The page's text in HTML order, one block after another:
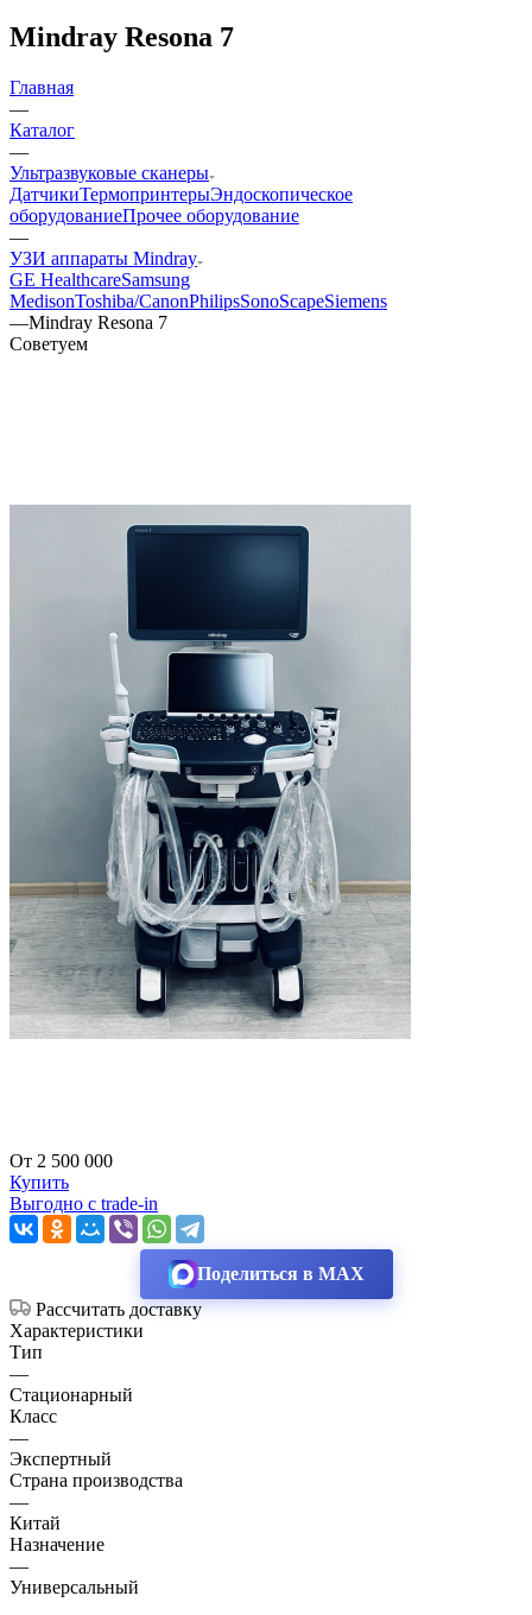
Mindray Resona 7
Главная
—
Каталог
—
Ультразвуковые сканеры
ДатчикиТермопринтерыЭндоскопическое
оборудованиеПрочее оборудование
—
УЗИ аппараты Mindray
GE HealthcareSamsung
MedisonToshiba/CanonPhilipsSonoScapeSiemens
—Mindray Resona 7
Советуем
От 2 500 000
Купить
Выгодно с trade-in
Поделиться в MAX
Рассчитать доставку
Характеристики
Тип
—
Стационарный
Класс
—
Экспертный
Страна производства
—
Китай
Назначение
—
Универсальный